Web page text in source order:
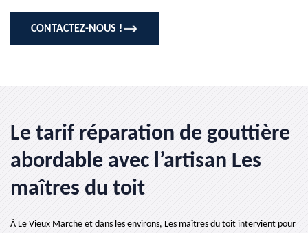
CONTACTEZ-NOUS !
Le tarif réparation de gouttière
abordable avec l’artisan Les
maîtres du toit
À Le Vieux Marche et dans les environs, Les maîtres du toit intervient pour